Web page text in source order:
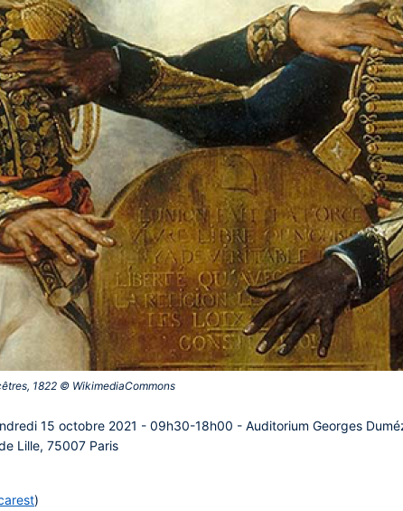
1822 © WikimediaCommons‎
15 octobre 2021 - 09h30-18h00 - Auditorium Georges
Lille, 75007 Paris
)